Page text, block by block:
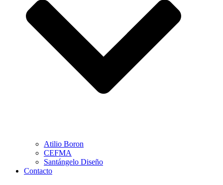
Atilio Boron
CEFMA
Santángelo Diseño
Contacto